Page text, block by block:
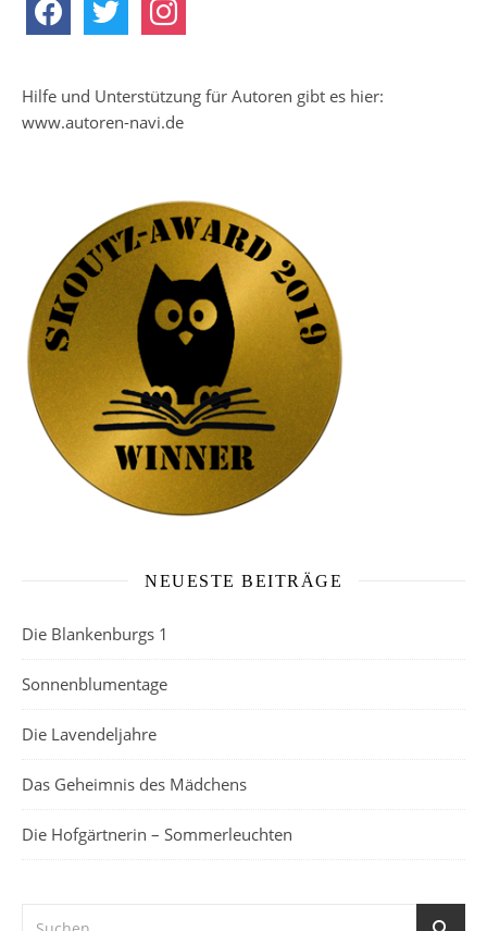
Hilfe und Unterstützung für Autoren gibt es hier:
www.autoren-navi.de
NEUESTE BEITRÄGE
Die Blankenburgs 1
Sonnenblumentage
Die Lavendeljahre
Das Geheimnis des Mädchens
Die Hofgärtnerin – Sommerleuchten